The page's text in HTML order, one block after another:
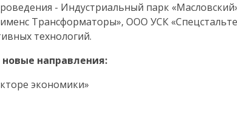
- Индустриальный парк
Трансформаторы», ООО УСК
технологий.
направления:
экономики»